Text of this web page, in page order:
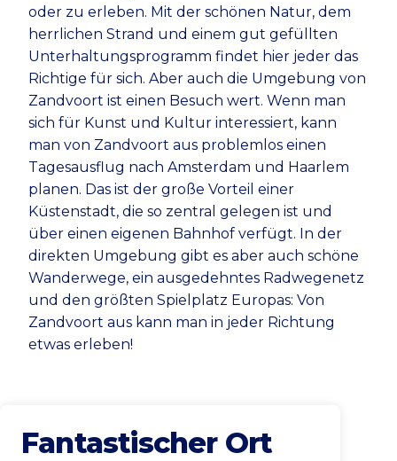
oder zu erleben. Mit der schönen Natur, dem
herrlichen Strand und einem gut gefüllten
Unterhaltungsprogramm findet hier jeder das
Richtige für sich. Aber auch die Umgebung von
Zandvoort ist einen Besuch wert. Wenn man
sich für Kunst und Kultur interessiert, kann
man von Zandvoort aus problemlos einen
Tagesausflug nach Amsterdam und Haarlem
planen. Das ist der große Vorteil einer
Küstenstadt, die so zentral gelegen ist und
über einen eigenen Bahnhof verfügt. In der
direkten Umgebung gibt es aber auch schöne
Wanderwege, ein ausgedehntes Radwegenetz
und den größten Spielplatz Europas: Von
Zandvoort aus kann man in jeder Richtung
etwas erleben!
Fantastischer Ort